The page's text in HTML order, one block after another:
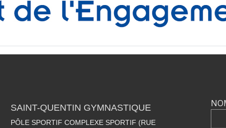
SAINT-QUENTIN GYMNASTIQUE
PÔLE SPORTIF COMPLEXE SPORTIF (RUE